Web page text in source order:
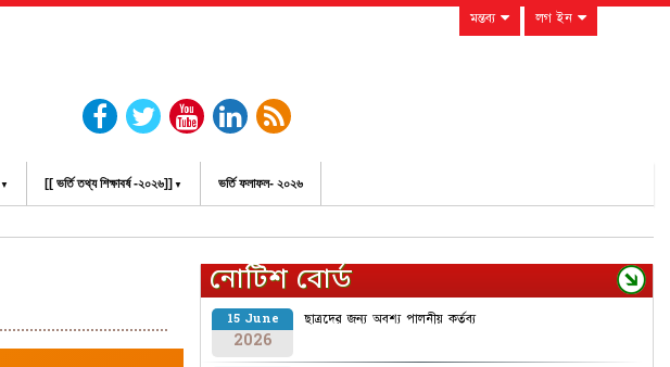
মন্তব্য লগ ইন
[[ ভর্তি তথ্য শিক্ষাবর্ষ -২০২৬]] ভর্তি ফলাফল- ২০২৬
নোটিশ বোর্ড
15 June
2026
ছাত্রদের জন্য অবশ্য পালনীয় কর্তব্য